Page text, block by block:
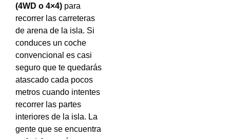
(4WD o 4×4) para
recorrer las carreteras
de arena de la isla. Si
conduces un coche
convencional es casi
seguro que te quedarás
atascado cada pocos
metros cuando intentes
recorrer las partes
interiores de la isla. La
gente que se encuentra